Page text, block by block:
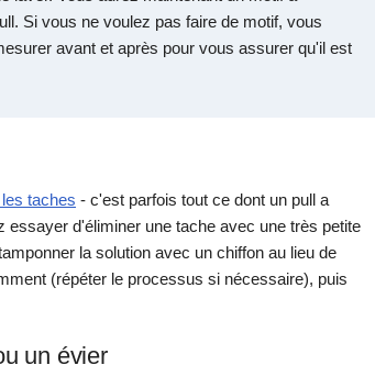
Si vous ne voulez pas faire de motif, vous
avant et après pour vous assurer qu'il est
taches - c'est parfois tout ce dont un pull a
essayer d'éliminer une tache avec une très petite
la solution avec un chiffon au lieu de
(répéter le processus si nécessaire), puis
un évier